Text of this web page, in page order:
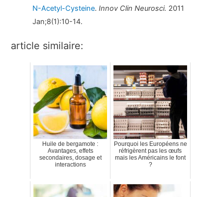
N-Acetyl-Cysteine. Innov Clin Neurosci. 2011
Jan;8(1):10-14.
article similaire:
Huile de bergamote :
Avantages, effets
secondaires, dosage et
interactions
Pourquoi les Européens ne
réfrigèrent pas les œufs
mais les Américains le font
?